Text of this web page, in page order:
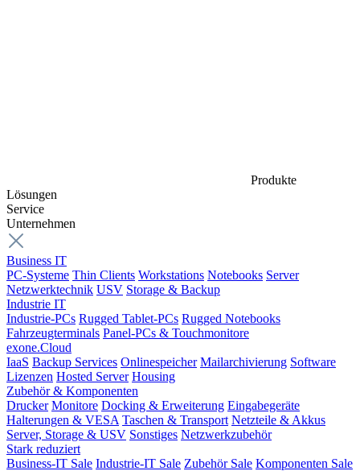
Produkte
Lösungen
Service
Unternehmen
Business IT
PC-Systeme Thin Clients Workstations Notebooks Server
Netzwerktechnik USV Storage & Backup
Industrie IT
Industrie-PCs Rugged Tablet-PCs Rugged Notebooks
Fahrzeugterminals Panel-PCs & Touchmonitore
exone.Cloud
IaaS Backup Services Onlinespeicher Mailarchivierung Software
Lizenzen Hosted Server Housing
Zubehör & Komponenten
Drucker Monitore Docking & Erweiterung Eingabegeräte
Halterungen & VESA Taschen & Transport Netzteile & Akkus
Server, Storage & USV Sonstiges Netzwerkzubehör
Stark reduziert
Business-IT Sale Industrie-IT Sale Zubehör Sale Komponenten Sale